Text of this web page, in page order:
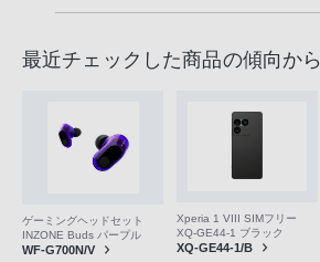
最近チェックした商品の傾向から
ゲーミングヘッドセット
INZONE Buds パープル
WF-G700N/V
Xperia 1 VIII SIMフリー
XQ-GE44-1 ブラック
XQ-GE44-1/B